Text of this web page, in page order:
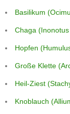
Basilikum
Chaga
Hopfen
Große Klette
Heil-Ziest
Knoblauch